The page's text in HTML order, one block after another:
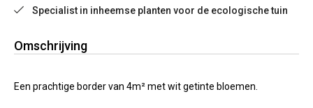
Specialist in inheemse planten voor de ecologische tuin
Omschrijving
Een prachtige border van 4m² met wit getinte bloemen.